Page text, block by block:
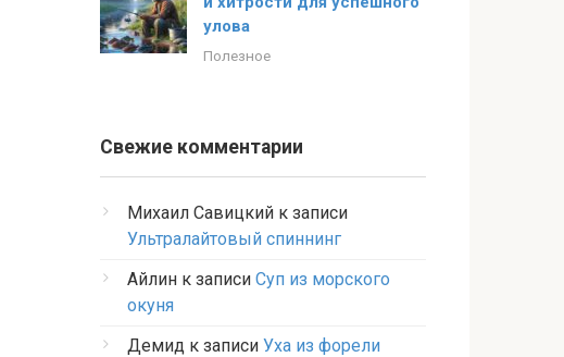
улова
Полезное
Свежие комментарии
Михаил Савицкий к записи
Ультралайтовый спиннинг
Айлин к записи Суп из морского
окуня
Демид к записи Уха из форели